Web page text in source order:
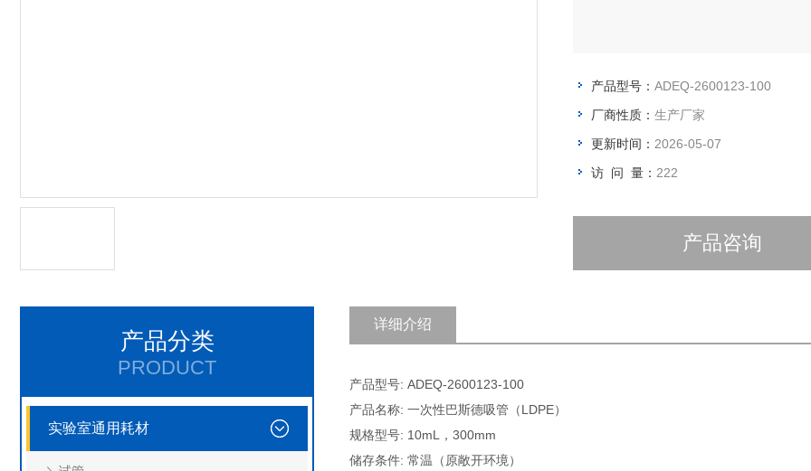
产品型号： ADEQ-2600123-100
厂商性质： 生产厂家
更新时间： 2026-05-07
访 问 量： 222
产品咨询
产品分类
PRODUCT
实验室通用耗材
详细介绍
产品型号: ADEQ-2600123-100
产品名称: 一次性巴斯德吸管（LDPE）
规格型号: 10mL，300mm
储存条件: 常温（原敞开环境）